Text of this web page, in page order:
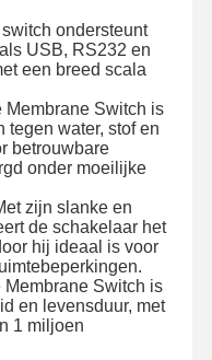
Met
Op
Nieuws
ondersteunt
USB, RS232 en
een breed scala
Membrane Switch is
tegen water, stof en
betrouwbare
onder moeilijke
zijn slanke en
de schakelaar het
hij ideaal is voor
Membrane Switch is
en levensduur, met
1 miljoen